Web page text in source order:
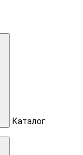
Каталог